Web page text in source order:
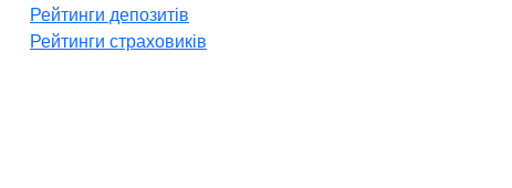
Рейтинги депозитів
Рейтинги страховиків